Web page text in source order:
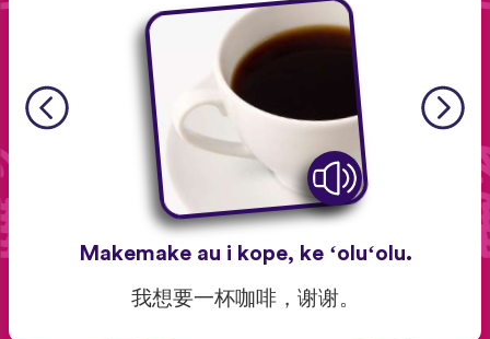
Makemake au i kope, ke ʻoluʻolu.
我想要一杯咖啡，谢谢。